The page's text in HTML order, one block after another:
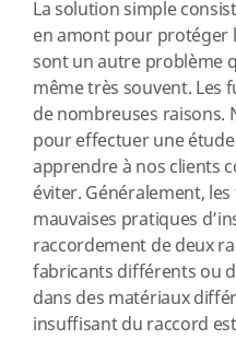
La solution simple
en amont pour protéger
sont un autre problème
même très souvent. Les
de nombreuses raisons.
pour effectuer une
apprendre à nos clients
éviter. Généralement,
mauvaises pratiques
raccordement de deux
fabricants différents ou
dans des matériaux
insuffisant du raccord